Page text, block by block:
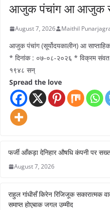
आजुक पंचांग आ आजुक
August 7, 2026 Maithil
आजुक पंचांग (सूर्योदयकालीन) आ साप्ताहिक
* दिनांक : ०७-०८-२०२६ * विक्रम
१९४८ सन्
Spread the love
फर्जी आँकड़ा देनिहार औषधि कंपनी पर सख्त
August 7, 2026
राहुल गांधीसँ किरेन रिजिजूक सकारात्मक
समाप्त होएबाक जगल उम्मीद